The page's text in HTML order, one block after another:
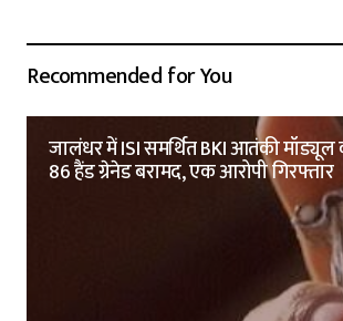
Recommended for You
जालंधर में ISI समर्थित BKI आतंकी मॉड्यूल
86 हैंड ग्रेनेड बरामद, एक आरोपी गिरफ्तार